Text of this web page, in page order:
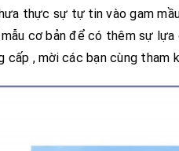
thực sự tự tin vào gam
cơ bản để có thêm sự
cấp , mời các bạn cùng tham